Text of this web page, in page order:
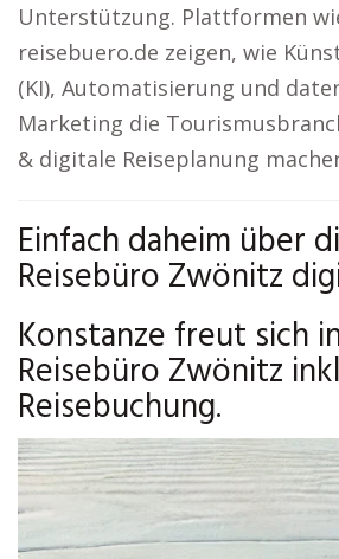
Unterstützung. Plattformen
reisebuero.de zeigen, wie
(KI), Automatisierung und
Marketing die
& digitale Reiseplanung
Einfach daheim über
Reisebüro Zwönitz
Konstanze freut sich
Reisebüro Zwönitz
Reisebuchung.